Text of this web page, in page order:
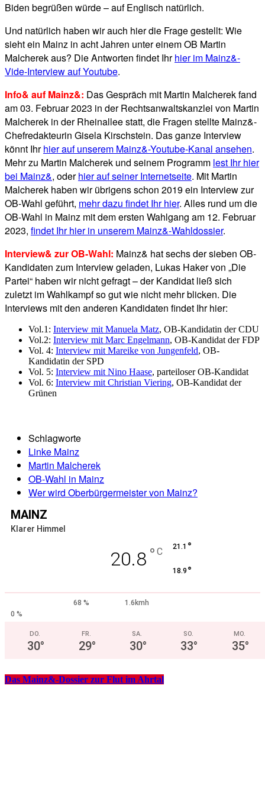
Biden begrüßen würde – auf Englisch natürlich.
Und natürlich haben wir auch hier die Frage gestellt: Wie
sieht ein Mainz in acht Jahren unter einem OB Martin
Malcherek aus? Die Antworten findet Ihrhier im Mainz&-
Vide-Interview auf Youtube.
Info& auf Mainz&: Das Gespräch mit Martin Malcherek fand
am 03. Februar 2023 in der Rechtsanwaltskanzlei von Martin
Malcherek in der Rheinallee statt, die Fragen stellte Mainz&-
Chefredakteurin Gisela Kirschstein. Das ganze Interview
könnt Ihrhier auf unserem Mainz&-Youtube-Kanal ansehen.
Mehr zu Martin Malcherek und seinem Programm lest Ihr hier
bei Mainz&, oderhier auf seiner Internetseite. Mit Martin
Malcherek haben wir übrigens schon 2019 ein Interview zur
OB-Wahl geführt, mehr dazu findet Ihr hier. Alles rund um die
OB-Wahl in Mainz mit dem ersten Wahlgang am 12. Februar
2023, findet Ihr hier in unserem Mainz&-Wahldossier.
Interview& zur OB-Wahl: Mainz& hat sechs der sieben OB-
Kandidaten zum Interview geladen, Lukas Haker von „Die
Partei“ haben wir nicht gefragt – der Kandidat ließ sich
zuletzt im Wahlkampf so gut wie nicht mehr blicken. Die
Interviews mit den anderen Kandidaten findet Ihr hier:
Vol.1: Interview mit Manuela Matz, OB-Kandidatin der CDU
Vol.2: Interview mit Marc Engelmann, OB-Kandidat der FDP
Vol. 4: Interview mit Mareike von Jungenfeld, OB-
Kandidatin der SPD
Vol. 5: Interview mit Nino Haase, parteiloser OB-Kandidat
Vol. 6: Interview mit Christian Viering, OB-Kandidat der
Grünen
Schlagworte
Linke Mainz
Martin Malcherek
OB-Wahl in Mainz
Wer wird Oberbürgermeister von Mainz?
MAINZ
Klarer Himmel
20.8 ° C 21.1 °
18.9 °
68 %
1.6kmh
0 %
DO.
30°
FR.
29°
SA.
30°
SO.
33°
MO.
35°
Das Mainz&-Dossier zur Flut im Ahrtal